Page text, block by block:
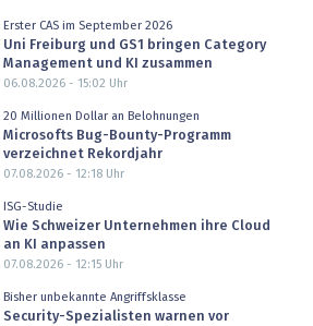
Erster CAS im September 2026
Uni Freiburg und GS1 bringen Category
Management und KI zusammen
06.08.2026 - 15:02 Uhr
20 Millionen Dollar an Belohnungen
Microsofts Bug-Bounty-Programm
verzeichnet Rekordjahr
07.08.2026 - 12:18Uhr
ISG-Studie
Wie Schweizer Unternehmen ihre Cloud
an KI anpassen
07.08.2026 - 12:15Uhr
Bisher unbekannte Angriffsklasse
Security-Spezialisten warnen vor